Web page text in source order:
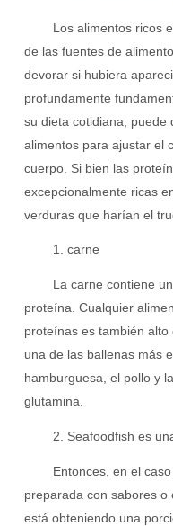
Los alimentos ricos
de las fuentes de
devorar si hubiera
profundamente
su dieta cotidiana, puede
alimentos para ajustar el
cuerpo. Si bien las
excepcionalmente ricas
verduras que harían el
1. carne
La carne contiene
proteína. Cualquier
proteínas es también
una de las ballenas más
hamburguesa, el pollo y
glutamina.
2. Seafoodfish es
Entonces, en el
preparada con sabores o
está obteniendo una